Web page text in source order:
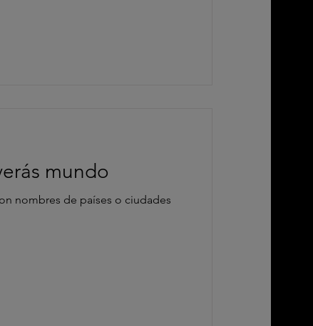
mundo
nombres de países o ciudades